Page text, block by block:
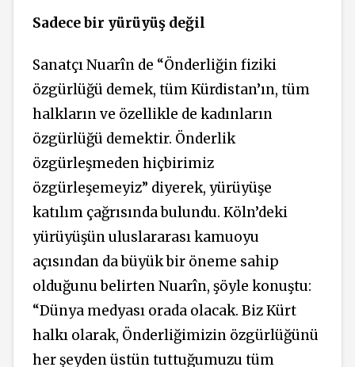
Sadece bir yürüyüş değil
Sanatçı Nuarîn de “Önderliğin fiziki
özgürlüğü demek, tüm Kürdistan’ın, tüm
halkların ve özellikle de kadınların
özgürlüğü demektir. Önderlik
özgürleşmeden hiçbirimiz
özgürleşemeyiz” diyerek, yürüyüşe
katılım çağrısında bulundu. Köln’deki
yürüyüşün uluslararası kamuoyu
açısından da büyük bir öneme sahip
olduğunu belirten Nuarîn, şöyle konuştu:
“Dünya medyası orada olacak. Biz Kürt
halkı olarak, Önderliğimizin özgürlüğünü
her şeyden üstün tuttuğumuzu tüm